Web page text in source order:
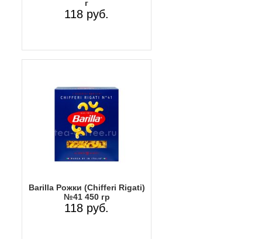
г
118 руб.
Barilla Рожки (Chifferi Rigati)
№41 450 гр
118 руб.